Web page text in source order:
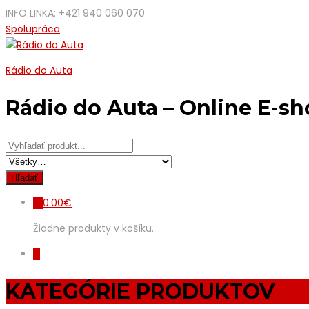
INFO LINKA: +421 940 060 070
Spolupráca
Rádio do Auta
Rádio do Auta – Online E-
0.00€
Žiadne produkty v košíku.
KATEGÓRIE PRODUKTOV